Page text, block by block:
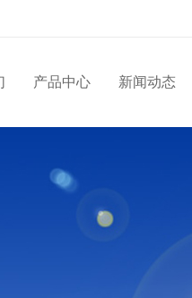
产品中心 新闻动态